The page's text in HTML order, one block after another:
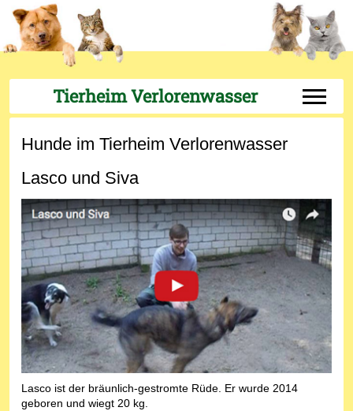
Tierheim Verlorenwasser Off-
Hunde im Tierheim Verlorenwasser
Lasco und Siva
Lasco ist der bräunlich-gestromte Rüde. Er wurde 2014
geboren und wiegt 20 kg.